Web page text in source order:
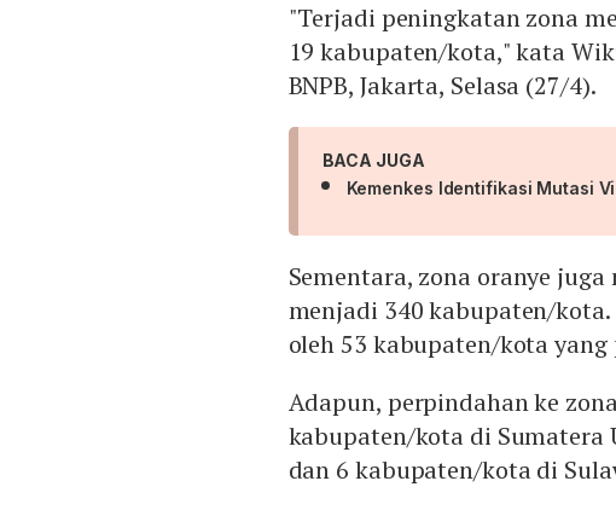
"Terjadi peningkatan zona
19 kabupaten/kota," kata
BNPB, Jakarta, Selasa (27/4).
BACA JUGA
Kemenkes Identifikasi Mutasi
Sementara, zona oranye
menjadi 340 kabupaten/
oleh 53 kabupaten/kota
Adapun, perpindahan ke
kabupaten/kota di Sumatera
dan 6 kabupaten/kota di